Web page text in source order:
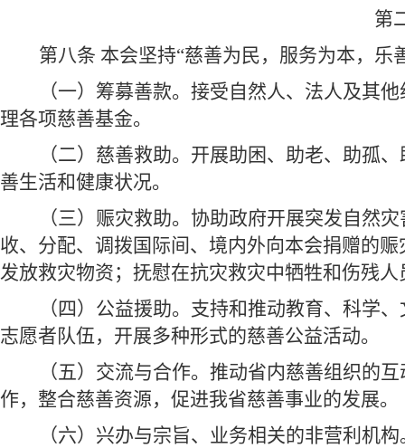
第
第八条 本会坚持“慈善为民，服务为本，
（一）筹募善款。接受自然人、法人及其
理各项慈善基金。
（二）慈善救助。开展助困、助老、助孤
善生活和健康状况。
（三）赈灾救助。协助政府开展突发自然
收、分配、调拨国际间、境内外向本会捐赠的
发放救灾物资；抚慰在抗灾救灾中牺牲和伤残人
（四）公益援助。支持和推动教育、科学
志愿者队伍，开展多种形式的慈善公益活动。
（五）交流与合作。推动省内慈善组织的
作，整合慈善资源，促进我省慈善事业的发展。
（六）兴办与宗旨、业务相关的非营利机构